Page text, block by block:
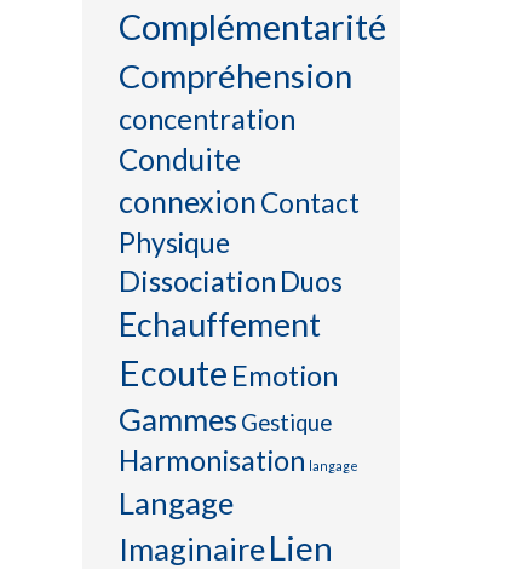
Complémentarité
Compréhension
concentration
Conduite
connexionContact
Physique
Dissociation Duos
Echauffement
Ecoute Emotion
Gammes Gestique
Harmonisation langage
Langage
ImaginaireLien